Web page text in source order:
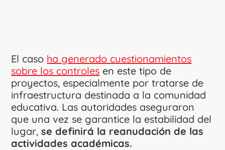
El caso ha generado cuestionamientos
sobre los controles en este tipo de
proyectos, especialmente por tratarse de
infraestructura destinada a la comunidad
educativa. Las autoridades aseguraron
que una vez se garantice la estabilidad del
lugar,se definirá la reanudación de las
actividades académicas.